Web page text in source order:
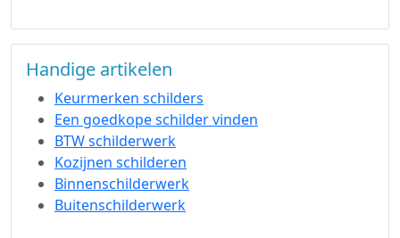
Handige artikelen
Keurmerken schilders
Een goedkope schilder vinden
BTW schilderwerk
Kozijnen schilderen
Binnenschilderwerk
Buitenschilderwerk